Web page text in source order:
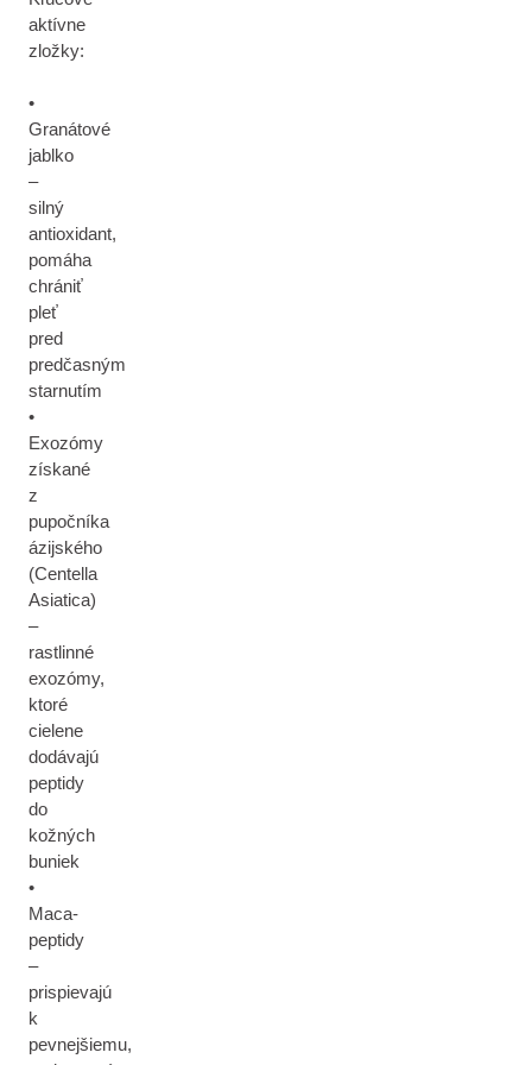
aktívne
zložky:
•
Granátové
jablko
–
silný
antioxidant,
pomáha
chrániť
pleť
pred
predčasným
starnutím
•
Exozómy
získané
z
pupočníka
ázijského
(Centella
Asiatica)
–
rastlinné
exozómy,
ktoré
cielene
dodávajú
peptidy
do
kožných
buniek
•
Maca-
peptidy
–
prispievajú
k
pevnejšiemu,